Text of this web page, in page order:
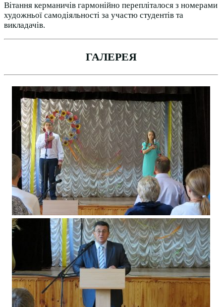
Вітання керманичів гармонійно перепліталося з номерами
художньої самодіяльності за участю студентів та
викладачів.
ГАЛЕРЕЯ